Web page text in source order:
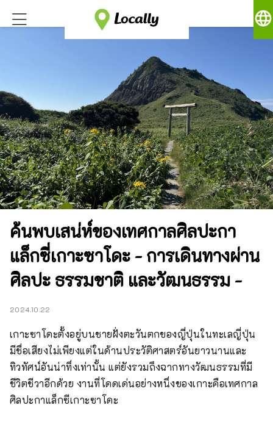
language
ค้นพบเสน่ห์ของเทศกาลศิลปะกา
แล็กซี่เกาะซาโดะ - การเดินทางผ่าน
ศิลปะ ธรรมชาติ และวัฒนธรรม -
2024.10.22
เกาะซาโดะตั้งอยู่บนชายฝั่งตะวันตกของญี่ปุ่นในทะเลญี่ปุ่น
มีชื่อเสียงไม่เพียงแต่ในด้านประวัติศาสตร์อันยาวนานและ
ทิวทัศน์อันน่าทึ่งเท่านั้น แต่ยังรวมถึงฉากทางวัฒนธรรมที่มี
ชีวิตชีวาอีกด้วย งานที่โดดเด่นอย่างหนึ่งของเกาะคือเทศกาล
ศิลปะกาแล็กซีเกาะซาโดะ